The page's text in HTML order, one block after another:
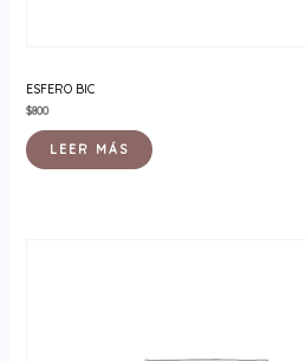
ESFERO BIC
$800
LEER MÁS